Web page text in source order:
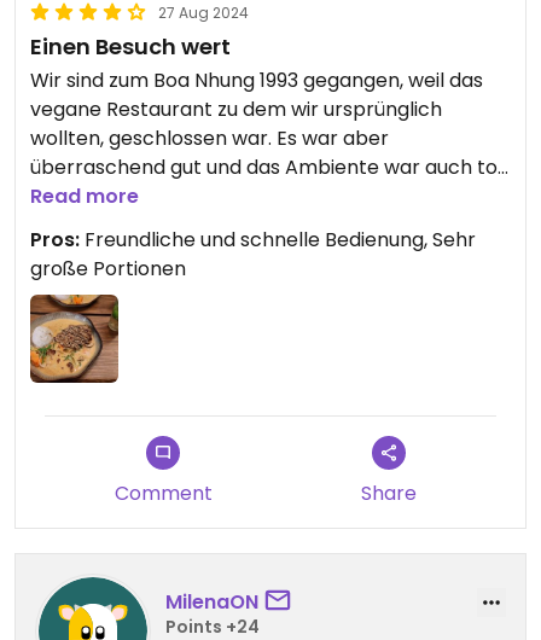
27 Aug 2024
Einen Besuch wert
Wir sind zum Boa Nhung 1993 gegangen, weil das
vegane Restaurant zu dem wir ursprünglich
wollten, geschlossen war. Es war aber
überraschend gut und das Ambiente war auch toll.
Ich hatte die vegane Ente und meine Begleitung
das Curry mit Tofu. Beides war lecker und die
Portionen sehr groß. Mir war die vegane Ente
sogar fast zu realistisch, das kann man aber dem
Restaurant nicht zur Last legen ;-)
Read more
Pros: Freundliche und schnelle Bedienung, Sehr
große Portionen
Comment Share
MilenaON
Points +24